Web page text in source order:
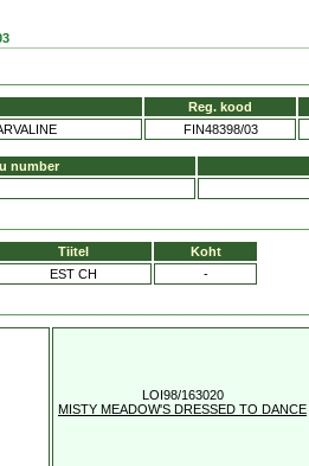
Reg. kood
FIN48398/03
number
Tiitel
Koht
EST CH -
LOI98/163020
MISTY MEADOW'S DRESSED TO DANCE